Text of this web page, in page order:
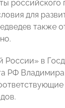
для
также
России» в
РФ